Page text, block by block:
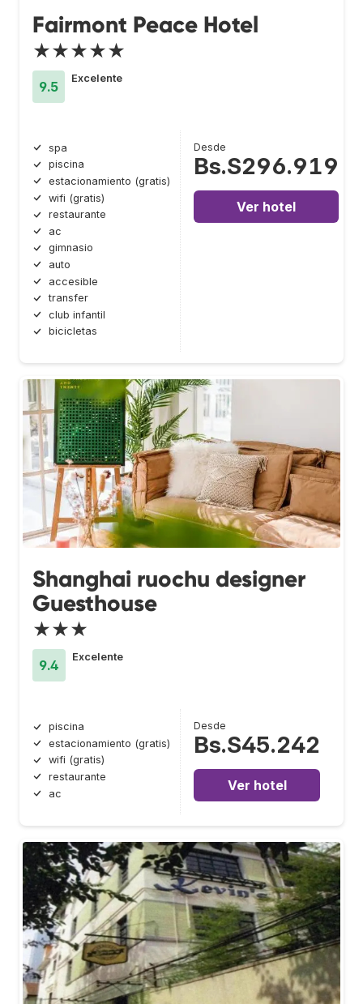
Fairmont Peace Hotel
★★★★★
9.5
Excelente
spa
piscina
estacionamiento (gratis)
wifi (gratis)
restaurante
ac
gimnasio
auto
accesible
transfer
club infantil
bicicletas
Desde
Bs.S296.919
Ver hotel
Shanghai ruochu designer
Guesthouse
★★★
9.4
Excelente
piscina
estacionamiento (gratis)
wifi (gratis)
restaurante
ac
Desde
Bs.S45.242
Ver hotel